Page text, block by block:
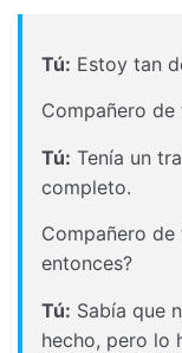
Tú: Estoy tan
Compañero de
Tú: Tenía un
completo.
Compañero de
entonces?
Tú: Sabía que
hecho, pero lo